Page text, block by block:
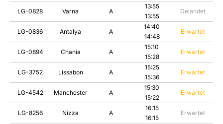
LG-0828 Varna A
13:55
13:55
Gelandet
LG-0836 Antalya A
14:40
14:48
Erwartet
LG-0894 Chania A
15:10
15:28
Erwartet
LG-3752 Lissabon A
15:25
15:36
Erwartet
LG-4542 Manchester A
15:30
15:22
Erwartet
LG-8256 Nizza A
16:15
16:15
Erwartet